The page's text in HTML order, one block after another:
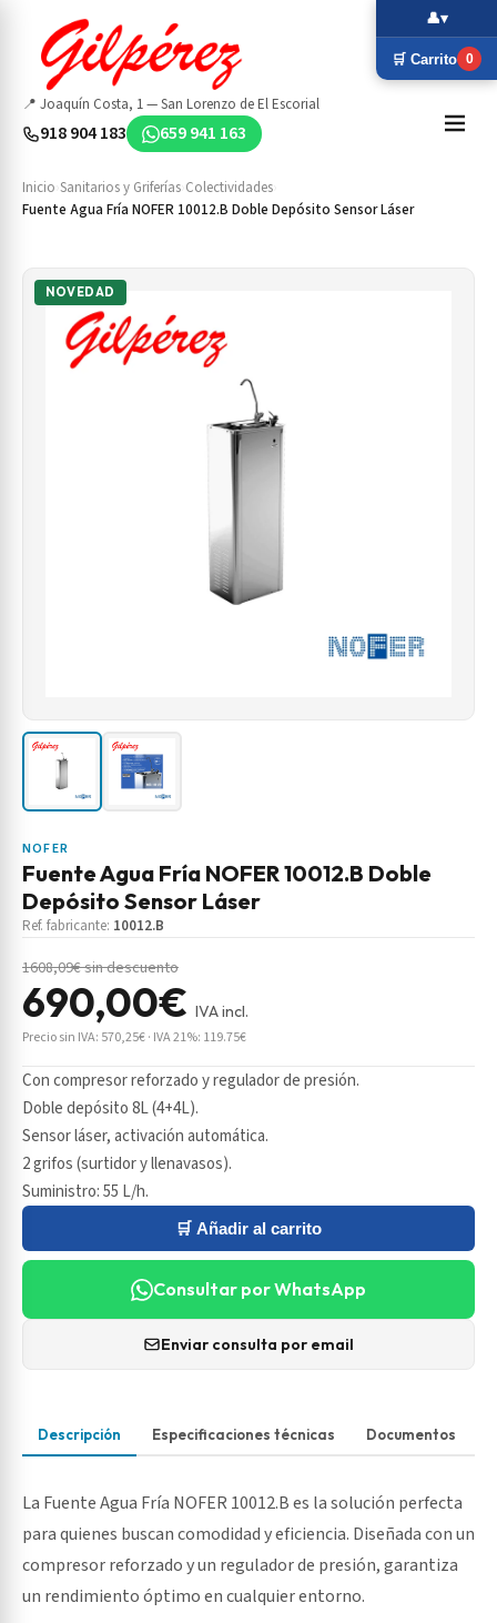
📍 Joaquín Costa, 1 — San Lorenzo de El Escorial
918 904 183 659 941 163
Inicio Sanitarios y Griferías Colectividades
Fuente Agua Fría NOFER 10012.B Doble Depósito Sensor Láser
NOVEDAD
NOFER
Fuente Agua Fría NOFER 10012.B Doble
Depósito Sensor Láser
Ref. fabricante: 10012.B
1608,09€ sin descuento
690,00€ IVA incl.
Precio sin IVA: 570,25€ · IVA 21%: 119.75€
Con compresor reforzado y regulador de presión.
Doble depósito 8L (4+4L).
Sensor láser, activación automática.
2 grifos (surtidor y llenavasos).
Suministro: 55 L/h.
🛒 Añadir al carrito
Consultar por WhatsApp
Enviar consulta por email
Descripción Especificaciones técnicas Documentos
La Fuente Agua Fría NOFER 10012.B es la solución perfecta
para quienes buscan comodidad y eficiencia. Diseñada con un
compresor reforzado y un regulador de presión, garantiza
un rendimiento óptimo en cualquier entorno.
🛒 Carrito 0
👤▾